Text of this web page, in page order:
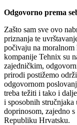
Odgovorno prema
Zašto sam sve ovo
priznanja te
počivaju na
kompanije Tehnix su
zajedničkim,
prirodi postižemo
odgovornom
treba težiti i tako i
i sposobnih
doprinosom, zajedno
Republiku Hrvatsku.